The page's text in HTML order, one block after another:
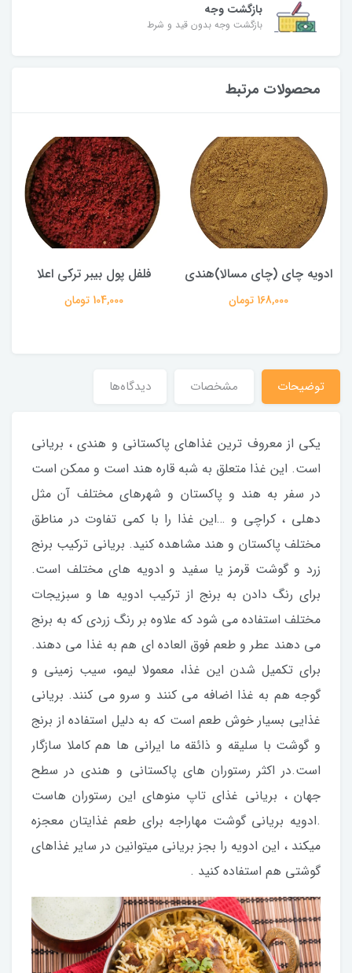
بازگشت وجه
بازگشت وجه بدون قید و شرط
محصولات مرتبط
ادویه چای (چای مسالا)هندی
168,000 تومان
فلفل پول بیبر ترکی اعلا
104,000 تومان
توضیحات مشخصات دیدگاه‌ها
یکی از معروف ترین غذاهای پاکستانی و هندی ، بریانی
است. این غذا متعلق به شبه قاره هند است و ممکن است
در سفر به هند و پاکستان و شهرهای مختلف آن مثل
دهلی ، کراچی و …این غذا را با کمی تفاوت در مناطق
مختلف پاکستان و هند مشاهده کنید. بریانی ترکیب برنج
زرد و گوشت قرمز یا سفید و ادویه های مختلف است.
برای رنگ دادن به برنج از ترکیب ادویه ها و سبزیجات
مختلف استفاده می شود که علاوه بر رنگ زردی که به برنج
می دهند عطر و طعم فوق العاده ای هم به غذا می دهند.
برای تکمیل شدن این غذا، معمولا لیمو، سیب زمینی و
گوجه هم به غذا اضافه می کنند و سرو می کنند. بریانی
غذایی بسیار خوش طعم است که به دلیل استفاده از برنج
و گوشت با سلیقه و ذائقه ما ایرانی ها هم کاملا سازگار
است.در اکثر رستوران های پاکستانی و هندی در سطح
جهان ، بریانی غذای تاپ منوهای این رستوران هاست
.ادویه بریانی گوشت مهاراجه برای طعم غذایتان معجزه
میکند ، این ادویه را بجز بریانی میتوانین در سایر غذاهای
گوشتی هم استفاده کنید .